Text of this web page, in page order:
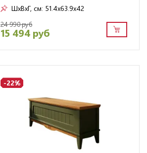
ШxВxГ, см: 51.4x63.9x42
24 990 руб
15 494 руб
-22%